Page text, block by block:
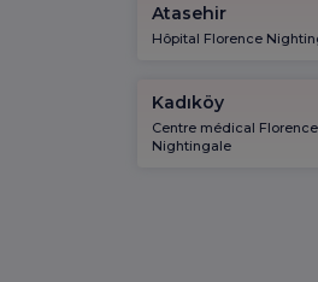
Atasehir
Hôpital Florence
Kadıköy
Centre médical Florence
Nightingale